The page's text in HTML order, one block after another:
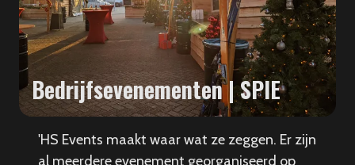
Bedrijfsevenementen | SPIE
'HS Events maakt waar wat ze zeggen. Er zijn
al meerdere evenement georganiseerd op